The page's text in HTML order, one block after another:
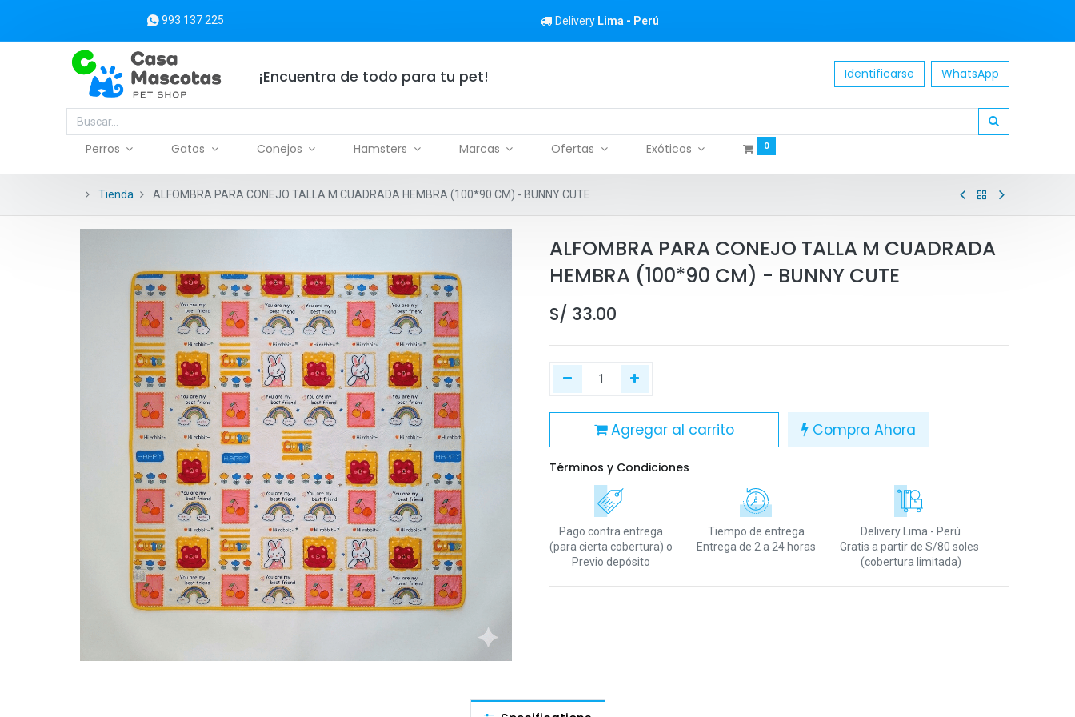
993 137 225 Delivery Lima - Perú
¡Encuentra de todo para tu pet! Identificarse WhatsApp
Perros Gatos Conejos Hamsters Marcas Ofertas Exóticos 0
Tienda ALFOMBRA PARA CONEJO TALLA M CUADRADA HEMBRA (100*90 CM) - BUNNY CUTE
ALFOMBRA PARA CONEJO TALLA M CUADRADA
HEMBRA (100*90 CM) - BUNNY CUTE
S/ 33.00
Agregar al carrito Compra Ahora
Términos y Condiciones
Pago contra entrega
(para cierta cobertura) o
Previo depósito
Tiempo de entrega
Entrega de 2 a 24 horas
Delivery Lima - Perú
Gratis a partir de S/80 soles
(cobertura limitada)